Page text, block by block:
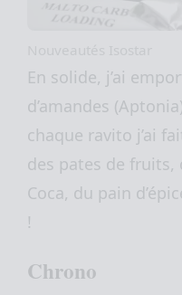
En solide, j’ai
d’amandes
chaque ravito j’ai
des pates de fruits,
Coca, du pain
!
Chrono